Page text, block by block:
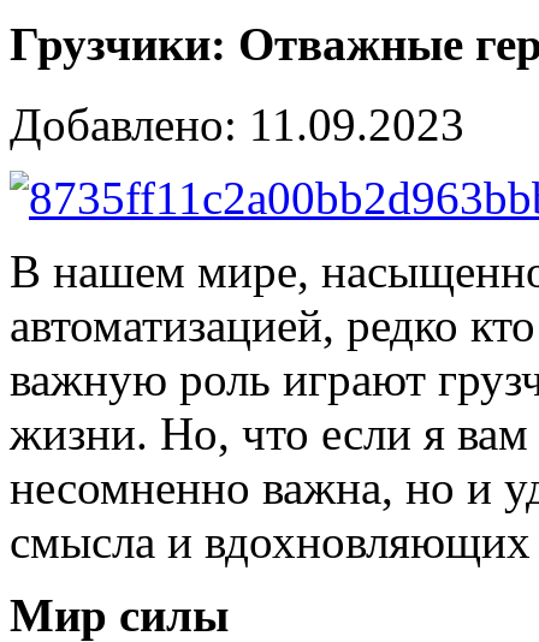
Грузчики: Отважные
Добавлено: 11.09.2023
В нашем мире,
автоматизацией, редко
важную роль играют
жизни. Но, что если я вам
несомненно важна, но и
смысла и вдохновляющих
Мир силы